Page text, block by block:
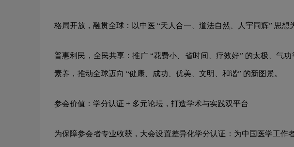
格局开放，融贯全球：以中医 “天人合一、道法自然、人宇同辉” 思
普惠利民，全民共享：推广 “花费小、省时间、疗效好” 的太极、气
素养，推动全球迈向 “健康、成功、优美、文明、和谐” 的新图景。
参会价值：学分认证 + 多元论坛，打造学术与实践双平台
为保障参会者专业收获，大会设置差异化学分认证：为中国医学工作